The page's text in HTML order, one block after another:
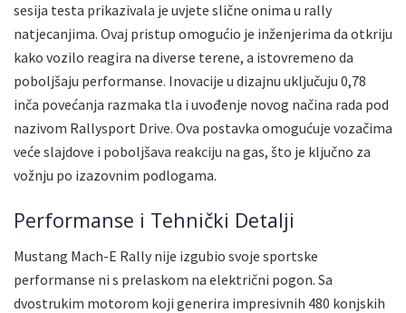
sesija testa prikazivala je uvjete slične onima u rally
natjecanjima. Ovaj pristup omogućio je inženjerima da otkriju
kako vozilo reagira na diverse terene, a istovremeno da
poboljšaju performanse. Inovacije u dizajnu uključuju 0,78
inča povećanja razmaka tla i uvođenje novog načina rada pod
nazivom Rallysport Drive. Ova postavka omogućuje vozačima
veće slajdove i poboljšava reakciju na gas, što je ključno za
vožnju po izazovnim podlogama.
Performanse i Tehnički Detalji
Mustang Mach-E Rally nije izgubio svoje sportske
performanse ni s prelaskom na električni pogon. Sa
dvostrukim motorom koji generira impresivnih 480 konjskih